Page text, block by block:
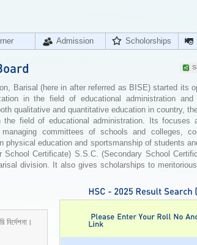
Admission Scholorships
Barisal (here in after referred as BISE) started its
in the field of educational administration and
qualitative and quantitative education in country,
field of educational administration. Its focuses
committees of schools and colleges,
physical education and sportsmanship of students
Certificate) S.S.C. (Secondary School
division. It also gives scholarships to